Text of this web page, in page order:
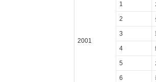
2001
1
2
3
4
5
6